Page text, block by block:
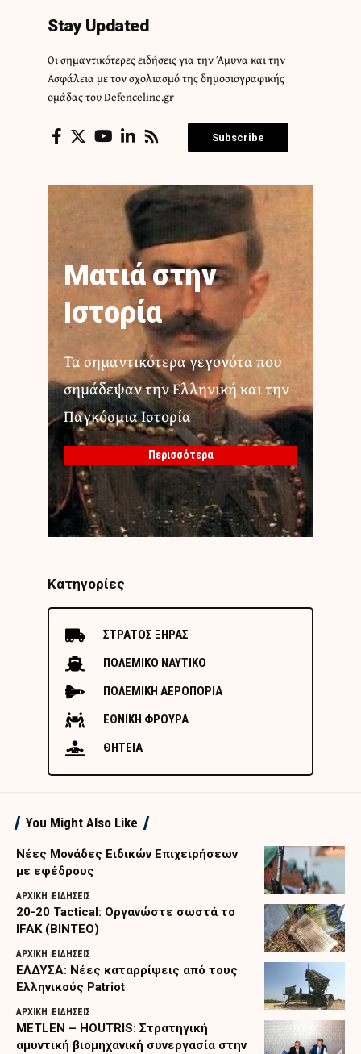
Stay Updated
Οι σημαντικότερες ειδήσεις για την Άμυνα και την
Ασφάλεια με τον σχολιασμό της δημοσιογραφικής
ομάδας του Defenceline.gr
Subscribe
Ματιά στην
Ιστορία
Τα σημαντικότερα γεγονότα που
σημάδεψαν την Ελληνική και την
Παγκόσμια Ιστορία
Περισσότερα
Κατηγορίες
ΣΤΡΑΤΟΣ ΞΗΡΑΣ
ΠΟΛΕΜΙΚΟ ΝΑΥΤΙΚΟ
ΠΟΛΕΜΙΚΗ ΑΕΡΟΠΟΡΙΑ
ΕΘΝΙΚΗ ΦΡΟΥΡΑ
ΘΗΤΕΙΑ
You Might Also Like
Nέες Μονάδες Ειδικών Επιχειρήσεων
με εφέδρους
ΑΡΧΙΚΗ ΕΙΔΗΣΕΙΣ
20-20 Tactical: Οργανώστε σωστά το
IFAK (ΒΙΝΤΕΟ)
ΑΡΧΙΚΗ ΕΙΔΗΣΕΙΣ
ΕΛΔΥΣΑ: Νέες καταρρίψεις από τους
Ελληνικούς Patriot
ΑΡΧΙΚΗ ΕΙΔΗΣΕΙΣ
METLEN – HOUTRIS: Στρατηγική
αμυντική βιομηχανική συνεργασία στην